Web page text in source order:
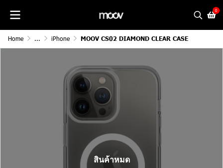
0
Home ... iPhone MOOV CS02 DIAMOND CLEAR CASE
สินค้าหมด